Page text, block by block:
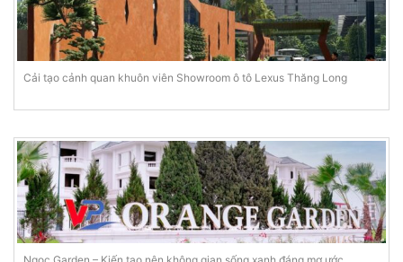
Cải tạo cảnh quan khuôn viên Showroom ô tô Lexus Thăng Long